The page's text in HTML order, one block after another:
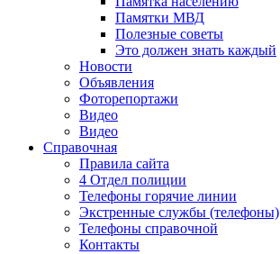
Памятки МВД
Полезные советы
Это должен знать каждый
Новости
Объявления
Фоторепортажи
Видео
Видео
Справочная
Правила сайта
4 Отдел полиции
Телефоны горячие линии
Экстренные службы (телефоны)
Телефоны справочной
Контакты